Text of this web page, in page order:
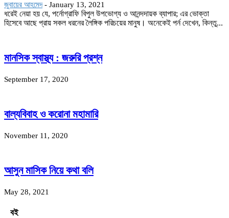
জুবায়ের আহমেদ - January 13, 2021
ধরেই নেয়া হয় যে, পর্নোগ্রাফি বিপুল উপভোগ্য ও আনন্দদায়ক ব্যাপার; এর ভোক্তা
হিসেবে আছে প্রায় সকল ধরনের লৈঙ্গিক পরিচয়ের মানুষ। অনেকেই পর্ন দেখেন, কিন্তু...
মানসিক স্বাস্থ্য : জরুরি প্রশ্ন
September 17, 2020
বাল্যবিবাহ ও করোনা মহামারি
November 11, 2020
আসুন মাসিক নিয়ে কথা বলি
May 28, 2021
বই